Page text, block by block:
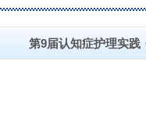
第9届认知症护理实践